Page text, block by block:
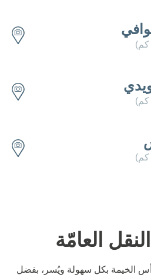
العامّة
الخيمة بكل سهولة ويُسر، بفضل